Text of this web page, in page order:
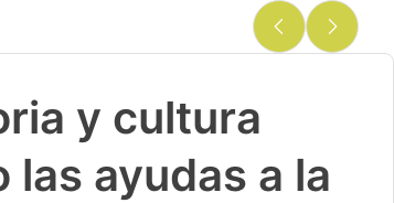
y cultura
ayudas a la